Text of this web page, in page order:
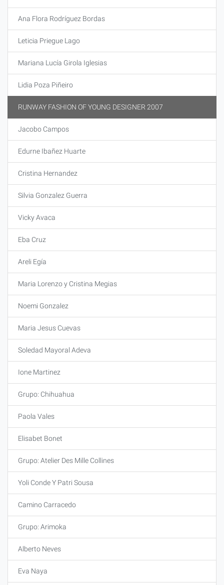
Ana Flora Rodríguez Bordas
Leticia Priegue Lago
Mariana Lucía Girola Iglesias
Lidia Poza Piñeiro
RUNWAY FASHION OF YOUNG DESIGNER 2007
Jacobo Campos
Edurne Ibañez Huarte
Cristina Hernandez
Silvia Gonzalez Guerra
Vicky Avaca
Eba Cruz
Areli Egía
Maria Lorenzo y Cristina Megias
Noemi Gonzalez
Maria Jesus Cuevas
Soledad Mayoral Adeva
Ione Martinez
Grupo: Chihuahua
Paola Vales
Elisabet Bonet
Grupo: Atelier Des Mille Collines
Yoli Conde Y Patri Sousa
Camino Carracedo
Grupo: Arimoka
Alberto Neves
Eva Naya